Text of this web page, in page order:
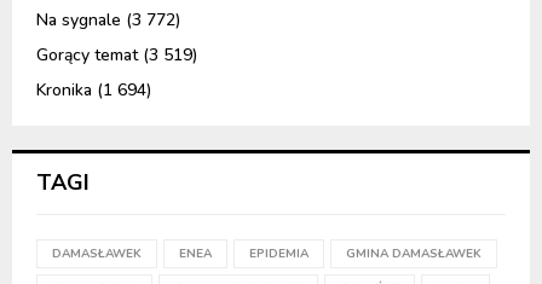
Na sygnale (3 772)
Gorący temat(3 519)
Kronika (1 694)
TAGI
DAMASŁAWEK ENEA EPIDEMIA GMINA DAMASŁAWEK